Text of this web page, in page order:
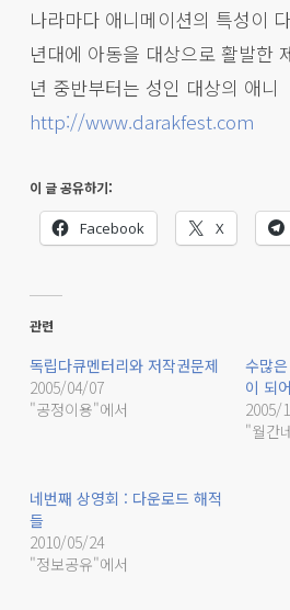
나라마다 애니메이션의 특성이
년대에 아동을 대상으로 활발한
년 중반부터는 성인 대상의 애니
http://www.darakfest.com
이 글 공유하기:
Facebook X
관련
독립다큐멘터리와 저작권문제
2005/04/07
"공정이용"에서
수많
이 되
2005/
"월간
네번째 상영회 : 다운로드 해적
들
2010/05/24
"정보공유"에서